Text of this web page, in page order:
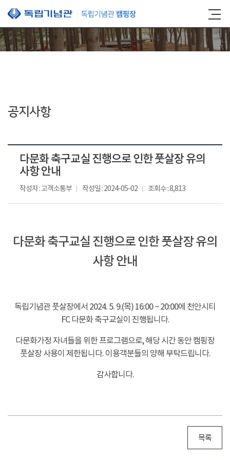
본문 바로가기
공지사항
다문화 축구교실 진행으로 인한 풋살장 유의
사항 안내
작성자 : 고객소통부 작성일 : 2024-05-02 조회수 : 8,813
다문화 축구교실 진행으로 인한 풋살장 유의
사항 안내
독립기념관 풋살장에서 2024. 5. 9.(목) 16:00 ~ 20:00에 천안시티
FC 다문화 축구교실이 진행됩니다.
다문화가정 자녀들을 위한 프로그램으로, 해당 시간 동안 캠핑장
풋살장 사용이 제한됩니다. 이용객분들의 양해 부탁드립니다.
감사합니다.
목록